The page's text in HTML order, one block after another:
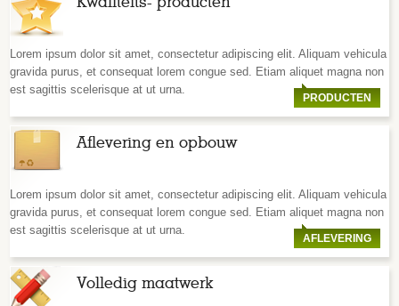
Lorem ipsum dolor sit amet, consectetur adipiscing elit. Aliquam vehicula
gravida purus, et consequat lorem congue sed. Etiam aliquet magna non
est sagittis scelerisque at ut urna.
PRODUCTEN
Aflevering en opbouw
Lorem ipsum dolor sit amet, consectetur adipiscing elit. Aliquam vehicula
gravida purus, et consequat lorem congue sed. Etiam aliquet magna non
est sagittis scelerisque at ut urna.
AFLEVERING
Volledig maatwerk